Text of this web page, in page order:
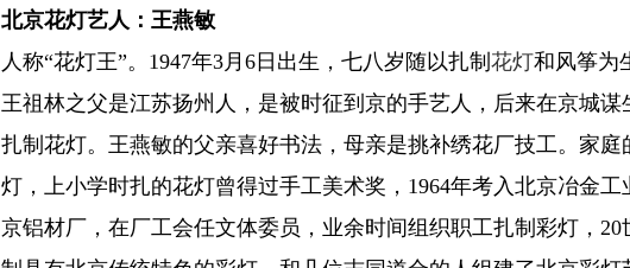
北京花灯艺人： 王燕敏
人称“花灯王”。1947年3月6日出生，七八岁随以扎制 花灯和风筝为
王祖林之父是江苏扬州人，是被时征到京的手艺人，后来在京城
扎制花灯。王燕敏的父亲喜好书法，母亲是挑补绣花厂技工。家
灯，上小学时扎的花灯曾得过手工美术奖，1964年考入北京冶金
京铝材厂，在厂工会任文体委员，业余时间组织职工扎制彩灯，